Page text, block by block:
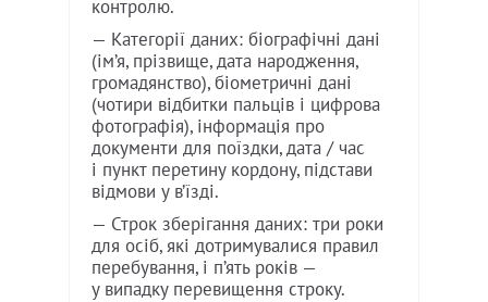
контролю.
— Категорії даних: біографічні дані
(ім’я, прізвище, дата народження,
громадянство), біометричні дані
(чотири відбитки пальців і цифрова
фотографія), інформація про
документи для поїздки, дата / час
і пункт перетину кордону, підстави
відмови у в’їзді.
— Строк зберігання даних: три роки
для осіб, які дотримувалися правил
перебування, і п’ять років —
у випадку перевищення строку.